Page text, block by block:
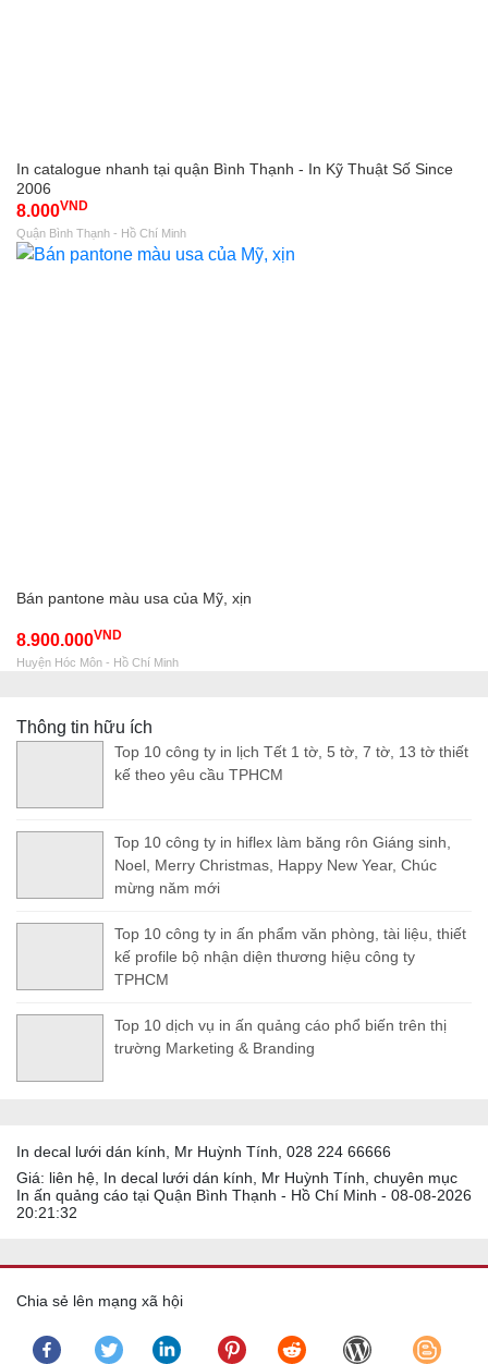
In catalogue nhanh tại quận Bình Thạnh - In Kỹ Thuật Số Since
2006
8.000VND
Quận Bình Thạnh - Hồ Chí Minh
Bán pantone màu usa của Mỹ, xịn
8.900.000VND
Huyện Hóc Môn - Hồ Chí Minh
Thông tin hữu ích
Top 10 công ty in lịch Tết 1 tờ, 5 tờ, 7 tờ, 13 tờ thiết
kế theo yêu cầu TPHCM
Top 10 công ty in hiflex làm băng rôn Giáng sinh,
Noel, Merry Christmas, Happy New Year, Chúc
mừng năm mới
Top 10 công ty in ấn phẩm văn phòng, tài liệu, thiết
kế profile bộ nhận diện thương hiệu công ty
TPHCM
Top 10 dịch vụ in ấn quảng cáo phổ biến trên thị
trường Marketing & Branding
In decal lưới dán kính, Mr Huỳnh Tính, 028 224 66666
Giá: liên hệ, In decal lưới dán kính, Mr Huỳnh Tính, chuyên mục
In ấn quảng cáo tại Quận Bình Thạnh - Hồ Chí Minh - 08-08-2026
20:21:32
Chia sẻ lên mạng xã hội